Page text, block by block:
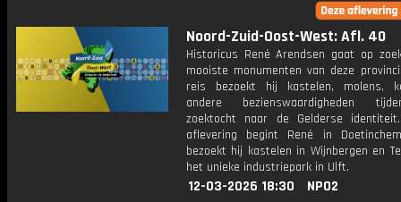
Noord-Zuid-Oost-West: Afl. 40
Historicus René Arendsen gaat op
mooiste monumenten van deze
reis bezoekt hij kastelen, molens,
andere bezienswaardigheden
zoektocht naar de Gelderse
aflevering begint René in
bezoekt hij kastelen in Wijnbergen en
het unieke industriepark in Ulft.
12-03-2026 18:30
NPO2